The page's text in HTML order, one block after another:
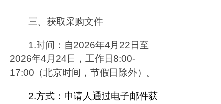
三、获取采购文件
1.时间：自2026年4 月 22 日至
2026年4 月 24 日，工作日8:00-
17:00 （北京时间，节假日除外）。
2.方式：申请人通过电子邮件获